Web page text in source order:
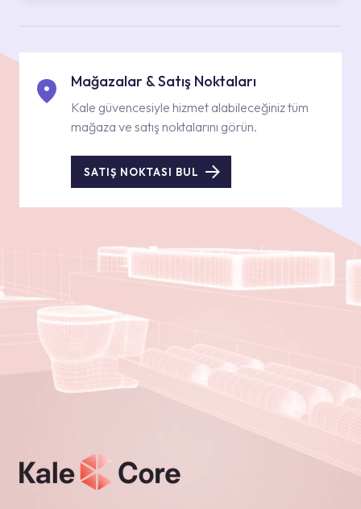
Mağazalar & Satış Noktaları
Kale güvencesiyle hizmet alabileceğiniz tüm
mağaza ve satış noktalarını görün.
SATIŞ NOKTASI BUL